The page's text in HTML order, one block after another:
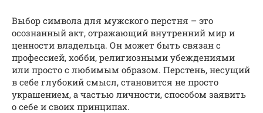
Выбор символа для мужского перстня – это
осознанный акт, отражающий внутренний мир и
ценности владельца. Он может быть связан с
профессией, хобби, религиозными убеждениями
или просто с любимым образом. Перстень, несущий
в себе глубокий смысл, становится не просто
украшением, а частью личности, способом заявить
о себе и своих принципах.